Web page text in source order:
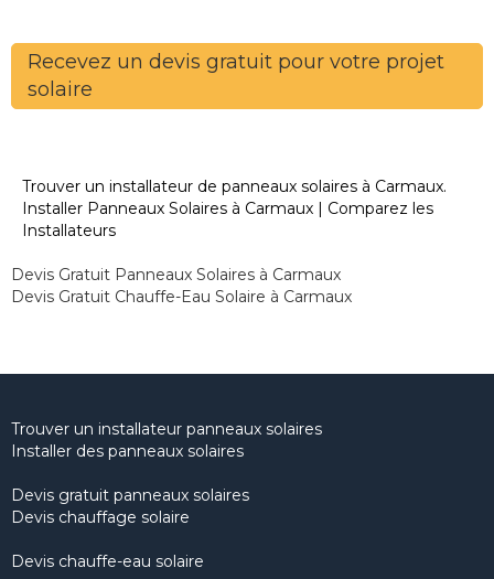
Recevez un devis gratuit pour votre projet
solaire
Trouver un installateur de panneaux solaires à Carmaux.
Installer Panneaux Solaires à Carmaux | Comparez les
Installateurs
Devis Gratuit Panneaux Solaires à Carmaux
Devis Gratuit Chauffe-Eau Solaire à Carmaux
Trouver un installateur panneaux solaires
Installer des panneaux solaires
Devis gratuit panneaux solaires
Devis chauffage solaire
Devis chauffe-eau solaire